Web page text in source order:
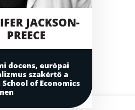
JACKSON-
PREECE
docens, európai
szakértő a
of Economics